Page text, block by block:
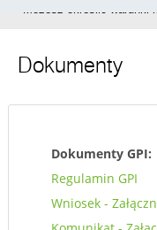
Możesz określić warunki
Dokumenty
Dokumenty GPI:
Regulamin GPI
Wniosek -